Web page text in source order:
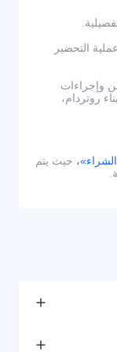
التحضير
وإجراءات
روتردام،
حيث يتم